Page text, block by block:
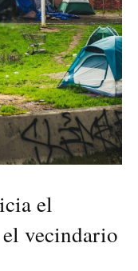
el
vecindario